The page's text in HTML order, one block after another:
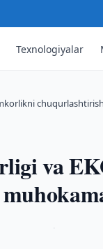
Texnologiyalar
va